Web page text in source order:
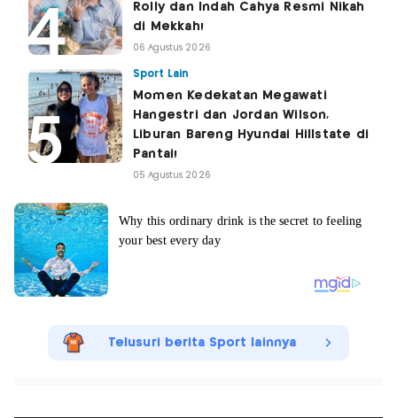
Rolly dan Indah Cahya Resmi Nikah
di Mekkah!
06 Agustus 2026
Sport Lain
Momen Kedekatan Megawati
Hangestri dan Jordan Wilson,
Liburan Bareng Hyundai Hillstate di
Pantai!
05 Agustus 2026
Telusuri berita Sport lainnya